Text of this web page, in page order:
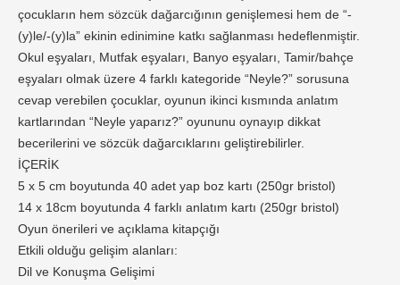
çocukların hem sözcük dağarcığının genişlemesi hem de “-
(y)le/-(y)la” ekinin edinimine katkı sağlanması hedeflenmiştir.
Okul eşyaları, Mutfak eşyaları, Banyo eşyaları, Tamir/bahçe
eşyaları olmak üzere 4 farklı kategoride “Neyle?” sorusuna
cevap verebilen çocuklar, oyunun ikinci kısmında anlatım
kartlarından “Neyle yaparız?” oyununu oynayıp dikkat
becerilerini ve sözcük dağarcıklarını geliştirebilirler.
İÇERİK
5 x 5 cm boyutunda 40 adet yap boz kartı (250gr bristol)
14 x 18cm boyutunda 4 farklı anlatım kartı (250gr bristol)
Oyun önerileri ve açıklama kitapçığı
Etkili olduğu gelişim alanları:
Dil ve Konuşma Gelişimi